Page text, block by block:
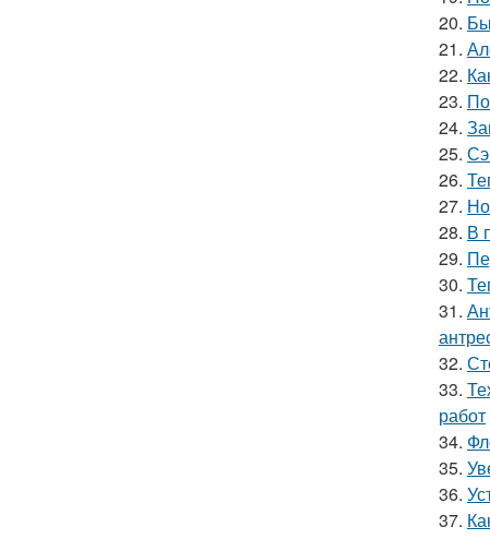
20.
21.
22.
23.
24.
25.
26.
27.
28. В
29.
30.
31.
32.
33.
работ
34.
35.
36.
37.